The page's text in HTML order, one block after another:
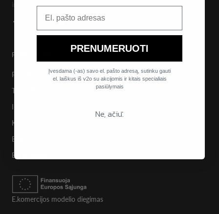
info@v2o.lt
PIRKĖJAMS
Pristatymas
Taisyklės
Individualus užsakymas
Kontaktai
B2B
EU projektai
E.komercijos modelio diegimas
PRENUMERUOTI
Įvesdama (-as) savo el. pašto adresą, sutinku gauti
el. laiškus iš v2o su akcijomis ir kitais specialiais
pasiūlymais
Ne, ačiū.